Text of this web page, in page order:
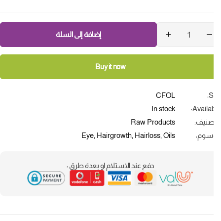
إضافة إلى السلة
Buy it now
CFOL
In stock
Raw Products
Eye,Hairgrowth,Hairloss,Oils
دفع عند الاستلام او بعدة طرق :